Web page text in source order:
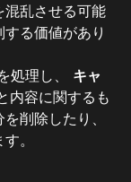
混乱させる可能
る価値があり
処理し、 キャ
内容に関するも
削除したり、
。